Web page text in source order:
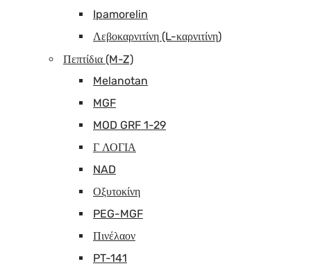
Ipamorelin
Λεβοκαρνιτίνη (L-καρνιτίνη)
Πεπτίδια (M-Z)
Melanotan
MGF
MOD GRF 1-29
Γ ΛΟΓΙΑ
NAD
Οξυτοκίνη
PEG-MGF
Πινέλαον
PT-141